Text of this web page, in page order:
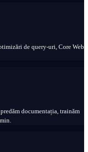
de query-uri, Core Web
documentația, trainăm